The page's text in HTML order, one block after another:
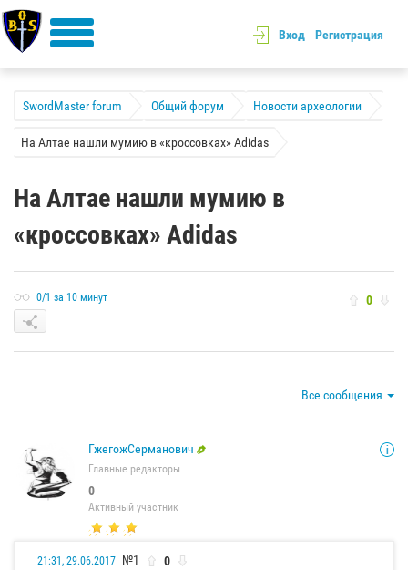
Вход Регистрация
SwordMaster forum Общий форум Новости археологии
На Алтае нашли мумию в «кроссовках» Adidas
На Алтае нашли мумию в
«кроссовках» Adidas
0/1 за 10 минут 0
Все сообщения
ГжегожСерманович
Главные редакторы
0
Активный участник
21:31, 29.06.2017 №1 0